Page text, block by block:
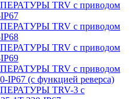
TRV с приводом
TRV с приводом
TRV с приводом
TRV с приводом
IP67 (с функцией реверса)
TRV-3 с